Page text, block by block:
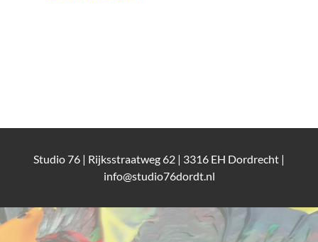
Studio 76 | Rijksstraatweg 62 | 3316 EH Dordrecht |
info@studio76dordt.nl